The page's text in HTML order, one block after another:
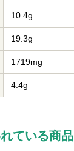
10.4g
19.3g
1719mg
4.4g
ている商品